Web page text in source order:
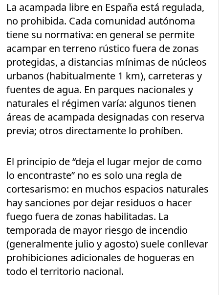
La acampada libre en España está regulada,
no prohibida. Cada comunidad autónoma
tiene su normativa: en general se permite
acampar en terreno rústico fuera de zonas
protegidas, a distancias mínimas de núcleos
urbanos (habitualmente 1 km), carreteras y
fuentes de agua. En parques nacionales y
naturales el régimen varía: algunos tienen
áreas de acampada designadas con reserva
previa; otros directamente lo prohíben.
El principio de “deja el lugar mejor de como
lo encontraste” no es solo una regla de
cortesarismo: en muchos espacios naturales
hay sanciones por dejar residuos o hacer
fuego fuera de zonas habilitadas. La
temporada de mayor riesgo de incendio
(generalmente julio y agosto) suele conllevar
prohibiciones adicionales de hogueras en
todo el territorio nacional.